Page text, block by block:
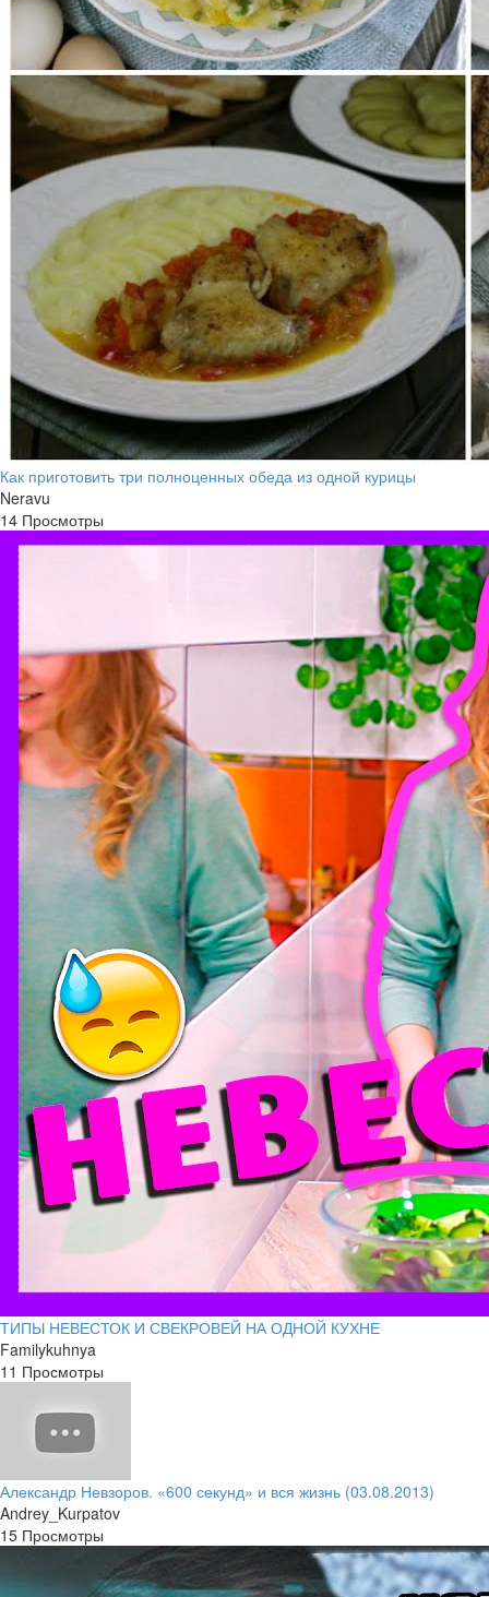
Как приготовить три полноценных обеда из одной курицы
Neravu
14 Просмотры
ТИПЫ НЕВЕСТОК И СВЕКРОВЕЙ НА ОДНОЙ КУХНЕ
Familykuhnya
11 Просмотры
Александр Невзоров. «600 секунд» и вся жизнь (03.08.2013)
Andrey_Kurpatov
15 Просмотры